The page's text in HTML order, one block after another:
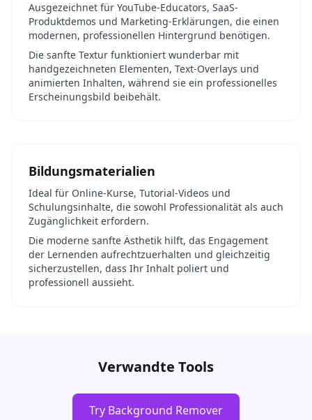
Ausgezeichnet für YouTube-Educators, SaaS-
Produktdemos und Marketing-Erklärungen, die einen
modernen, professionellen Hintergrund benötigen.
Die sanfte Textur funktioniert wunderbar mit
handgezeichneten Elementen, Text-Overlays und
animierten Inhalten, während sie ein professionelles
Erscheinungsbild beibehält.
Bildungsmaterialien
Ideal für Online-Kurse, Tutorial-Videos und
Schulungsinhalte, die sowohl Professionalität als auch
Zugänglichkeit erfordern.
Die moderne sanfte Ästhetik hilft, das Engagement
der Lernenden aufrechtzuerhalten und gleichzeitig
sicherzustellen, dass Ihr Inhalt poliert und
professionell aussieht.
Verwandte Tools
Try Background Remover